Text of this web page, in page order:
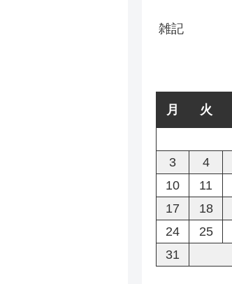
雑記
月 火
3
4
10
11
17
18
24
25
31